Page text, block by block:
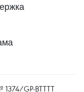
GP-BTTTT